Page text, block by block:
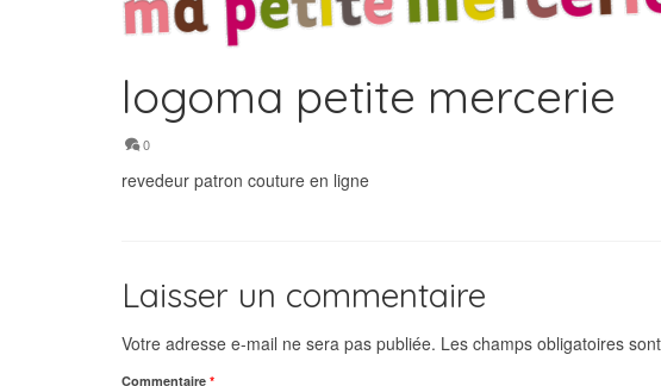
logoma petite mercerie
0
revedeur patron couture en ligne
Laisser un commentaire
Votre adresse e-mail ne sera pas publiée. Les champs obligatoires
Commentaire *